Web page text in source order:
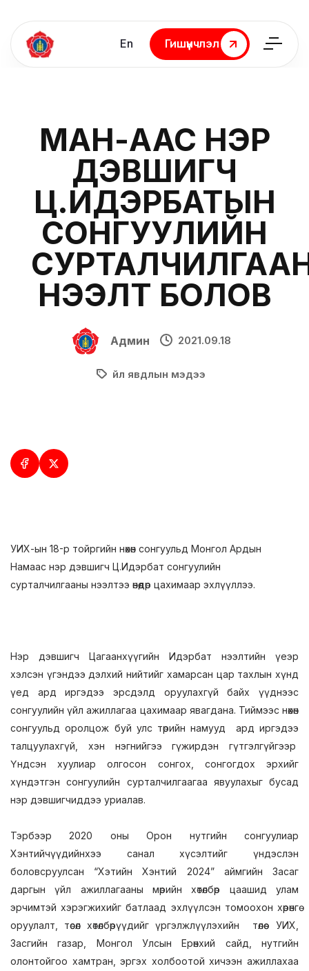
En
Гишүүнчлэл
Гишүүнчлэл
МАН-ААС НЭР
ДЭВШИГЧ
Ц.ИДЭРБАТЫН
СОНГУУЛИЙН
НЭЭЛТ БОЛОВ
Админ 2021.09.18
Үйл явдлын мэдээ
УИХ-ын 18-р тойргийн нөхөн сонгуульд Монгол Ардын
Намаас нэр дэвшигч Ц.Идэрбат сонгуулийн
сурталчилгааны нээлтээ өнөөдөр цахимаар эхлүүллээ.
Нэр дэвшигч Цагаанхүүгийн Идэрбат нээлтийн үеэр
хэлсэн үгэндээ дэлхий нийтийг хамарсан цар тахлын хүнд
үед ард иргэдээ эрсдэлд оруулахгүй байх үүднээс
сонгуулийн үйл ажиллагаа цахимаар явагдана. Тиймээс нөхөн
сонгуульд оролцож буй улс төрийн намууд ард иргэдээ
талцуулахгүй, хэн нэгнийгээ гүжирдэн гүтгэлгүйгээр
Үндсэн хуулиар олгосон сонгох, сонгогдох эрхийг
хүндэтгэн сонгуулийн сурталчилгаагаа явуулахыг бусад
нэр дэвшигчиддээ уриалав.
Тэрбээр 2020 оны Орон нутгийн сонгуулиар
Хэнтийчүүдийнхээ санал хүсэлтийг үндэслэн
боловсруулсан “Хэтийн Хэнтий 2024” аймгийн Засаг
даргын үйл ажиллагааны мөрийн хөтөлбөр цаашид улам
эрчимтэй хэрэгжихийг батлаад эхлүүлсэн томоохон хөрөнгө
оруулалт, төсөл хөтөлбөрүүдийг үргэлжлүүлэхийн төлөө УИХ,
Засгийн газар, Монгол Улсын Ерөнхий сайд, нутгийн
олонтойгоо хамтран, эргэх холбоотой хичээн ажиллахаа